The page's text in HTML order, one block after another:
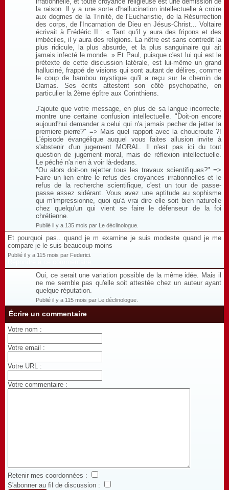
la raison. Il y a une sorte d'hallucination intellectuelle à croire
aux dogmes de la Trinité, de l'Eucharistie, de la Résurrection
des corps, de l'Incarnation de Dieu en Jésus-Christ... Voltaire
écrivait à Frédéric II : « Tant qu’il y aura des fripons et des
imbéciles, il y aura des religions. La nôtre est sans contredit la
plus ridicule, la plus absurde, et la plus sanguinaire qui ait
jamais infecté le monde. » Et Paul, puisque c'est lui qui est le
prétexte de cette discussion latérale, est lui-même un grand
halluciné, frappé de visions qui sont autant de délires, comme
le coup de bambou mystique qu'il a reçu sur le chemin de
Damas. Ses écrits attestent son côté psychopathe, en
particulier la 2ème épître aux Corinthiens.
J'ajoute que votre message, en plus de sa langue incorrecte,
montre une certaine confusion intellectuelle. "Doit-on encore
aujourd'hui demander a celui qui n'a jamais pecher de jetter la
premiere pierre?" => Mais quel rapport avec la choucroute ?!
L'épisode évangélique auquel vous faites allusion invite à
s'abstenir d'un jugement MORAL. Il n'est pas ici du tout
question de jugement moral, mais de réflexion intellectuelle.
Le péché n'a rien à voir là-dedans.
"Ou alors doit-on rejetter tous les travaux scientifiques?" =>
Faire un lien entre le refus des croyances irrationnelles et le
refus de la recherche scientifique, c'est un tour de passe-
passe assez sidérant. Vous avez une aptitude au sophisme
qui m'impressionne, quoi qu'à vrai dire elle soit bien naturelle
chez quelqu'un qui vient se faire le défenseur de la foi
chrétienne.
Publié il y a 135 mois par Le déclinologue.
Et pourquoi pas.. quand je m examine je suis modeste quand je me
compare je le suis beaucoup moins
Publié il y a 115 mois par Federici.
Oui, ce serait une variation possible de la même idée. Mais il
ne me semble pas qu'elle soit attestée chez un auteur ayant
quelque réputation.
Publié il y a 115 mois par Le déclinologue.
Écrire un commentaire
Votre nom :
Votre email :
Votre URL :
Votre commentaire :
Retenir mes coordonnées :
S'abonner au fil de discussion :